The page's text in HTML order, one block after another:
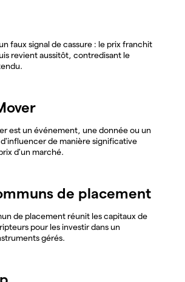
faux signal de cassure : le prix franchit
revient aussitôt, contredisant le
est un événement, une donnée ou un
de manière significative
d'un marché.
de placement
de placement réunit les capitaux de
pour les investir dans un
gérés.